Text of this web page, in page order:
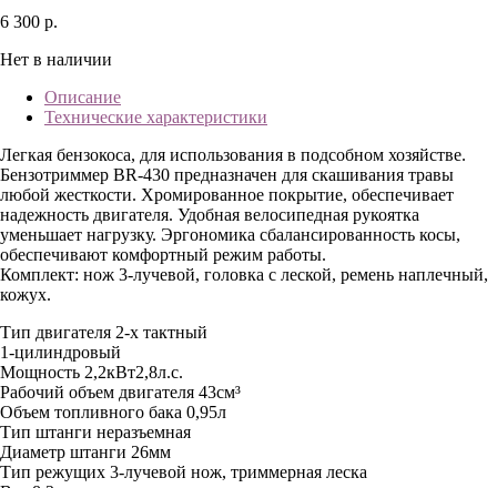
6 300 р.
Нет в наличии
Описание
Технические характеристики
Легкая бензокоса, для использования в подсобном хозяйстве.
Бензотриммер BR-430 предназначен для скашивания травы
любой жесткости. Хромированное покрытие, обеспечивает
надежность двигателя. Удобная велосипедная рукоятка
уменьшает нагрузку. Эргономика сбалансированность косы,
обеспечивают комфортный режим работы.
Комплект: нож 3-лучевой, головка с леской, ремень наплечный,
кожух.
Тип двигателя 2-х тактный
1-цилиндровый
Мощность 2,2кВт2,8л.с.
Рабочий объем двигателя 43см³
Объем топливного бака 0,95л
Тип штанги неразъемная
Диаметр штанги 26мм
Тип режущих 3-лучевой нож, триммерная леска